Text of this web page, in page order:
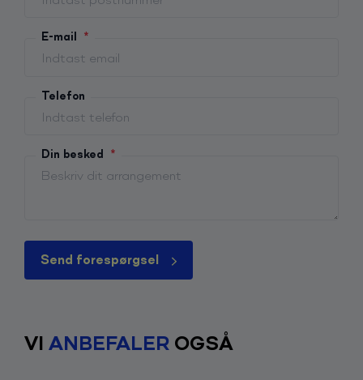
E-mail *
Telefon
Din besked *
Send forespørgsel
VI ANBEFALER OGSÅ